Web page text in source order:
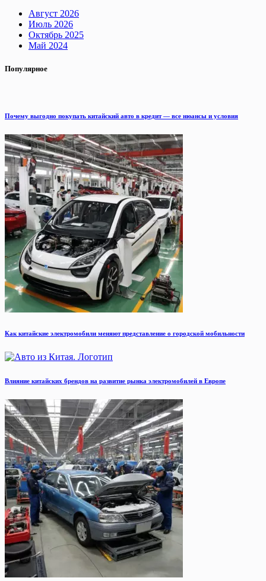
Август 2026
Июль 2026
Октябрь 2025
Май 2024
Популярное
Почему выгодно покупать китайский авто в кредит — все нюансы и условия
Как китайские электромобили меняют представление о городской мобильности
Влияние китайских брендов на развитие рынка электромобилей в Европе